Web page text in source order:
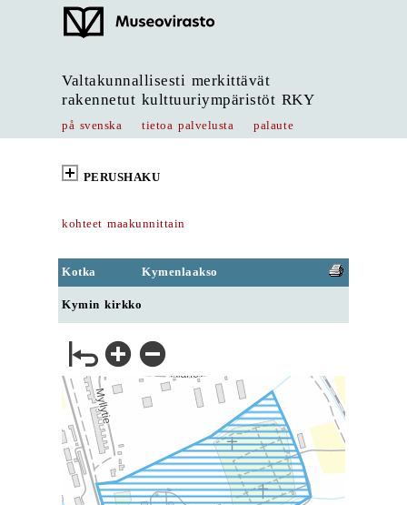
Valtakunnallisesti merkittävät
rakennetut kulttuuriympäristöt RKY
på svenska tietoa palvelusta palaute
PERUSHAKU
kohteet maakunnittain
Kotka Kymenlaakso
Kymin kirkko